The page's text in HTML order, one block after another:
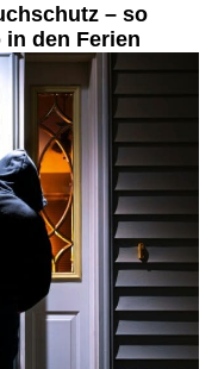
– so
den Ferien